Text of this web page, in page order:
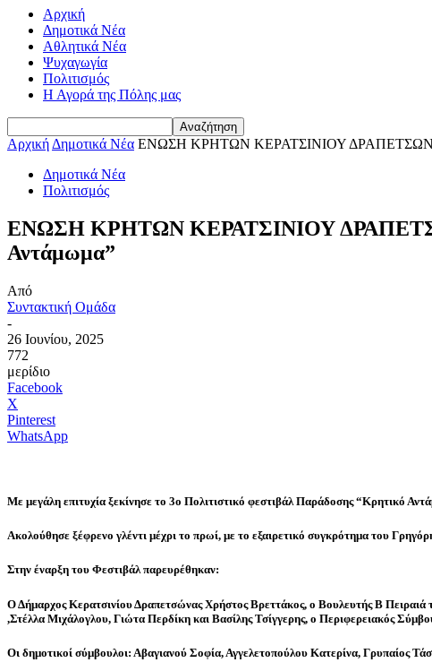
Αρχική
Δημοτικά Νέα
Αθλητικά Νέα
Ψυχαγωγία
Πολιτισμός
Η Αγορά της Πόλης μας
Αρχική Δημοτικά Νέα ΕΝΩΣΗ ΚΡΗΤΩΝ ΚΕΡΑΤΣΙΝΙΟΥ ΔΡΑΠΕΤΣΩΝΑΣ
Δημοτικά Νέα
Πολιτισμός
ΕΝΩΣΗ ΚΡΗΤΩΝ ΚΕΡΑΤΣΙΝΙΟΥ
Αντάμωμα”
Από
Συντακτική Ομάδα
-
26 Ιουνίου, 2025
772
μερίδιο
Facebook
X
Pinterest
WhatsApp
Με μεγάλη επιτυχία ξεκίνησε το 3ο Πολιτιστικό φεστιβάλ Παράδοσης “Κρητικό
Ακολούθησε ξέφρενο γλέντι μέχρι το πρωί, με το εξαιρετικό συγκρότημα του
Στην έναρξη του Φεστιβάλ παρευρέθηκαν:
Ο Δήμαρχος Κερατσινίου Δραπετσώνας Χρήστος Βρεττάκος, ο Βουλευτής Β
,Στέλλα Μιχάλογλου, Γιώτα Περδίκη και Βασίλης Τσίγγερης, ο Περιφερειακός
Οι δημοτικοί σύμβουλοι: Αβαγιανού Σοφία, Αγγελετοπούλου Κατερίνα,